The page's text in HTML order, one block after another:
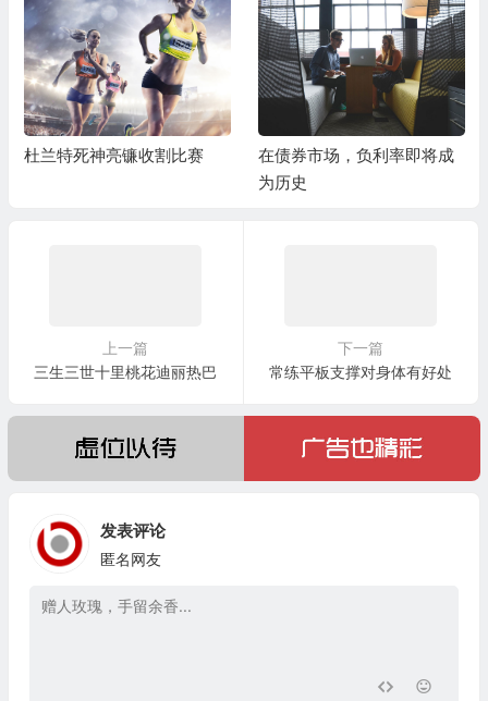
杜兰特死神亮镰收割比赛
在债券市场，负利率即将成
为历史
上一篇
三生三世十里桃花迪丽热巴
下一篇
常练平板支撑对身体有好处
发表评论
匿名网友